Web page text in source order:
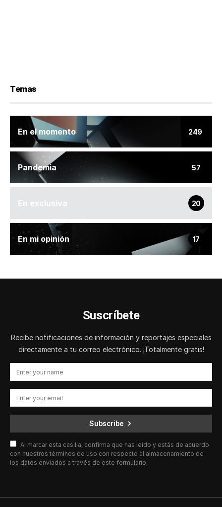
Temas
En el momento 249
Pandemia 57
En exclusiva 20
En mi opinión 17
Suscríbete
Recibe notificaciones de información y reportajes especiales
directamente a tu correo electrónico. ¡Totalmente gratis!
Subscribe
Al marcar esta casilla, confirma que has leído y estás de acuerdo
con nuestros términos de uso con respecto al almacenamiento de
los datos enviados a través de este formulario.